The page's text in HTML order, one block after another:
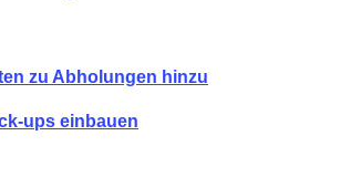
zu Abholungen hinzu
ups einbauen